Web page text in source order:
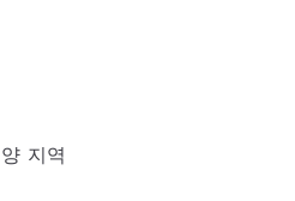
지역